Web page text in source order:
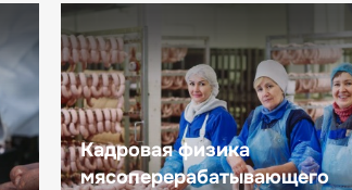
Кадровая физика
мясоперерабатывающего